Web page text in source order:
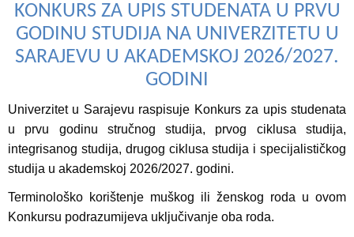
KONKURS ZA UPIS STUDENATA U PRVU
GODINU STUDIJA NA UNIVERZITETU U
SARAJEVU U AKADEMSKOJ 2026/2027.
GODINI
Univerzitet u Sarajevu raspisuje Konkurs za upis studenata
u prvu godinu stručnog studija, prvog ciklusa studija,
integrisanog studija, drugog ciklusa studija i specijalističkog
studija u akademskoj 2026/2027. godini.
Terminološko korištenje muškog ili ženskog roda u ovom
Konkursu podrazumijeva uključivanje oba roda.